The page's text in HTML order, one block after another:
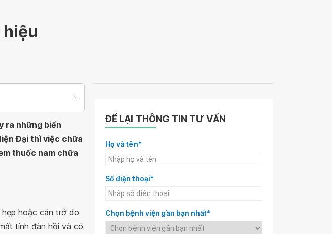
ra những biến
Đại thì việc chữa
thuốc nam chữa
hoặc cản trở do
tính đàn hồi và có
ĐỂ LẠI THÔNG TIN TƯ VẤN
Họ và tên*
Số điện thoại*
Chọn bệnh viện gần bạn nhất*